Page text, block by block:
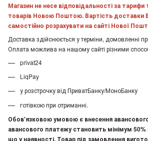
Магазин не несе відповідальності за
товарів Новою Поштою. Вартість доставки
самостійно розрахувати на сайті Нової
Доставка здійснюється у терміни, домовленні
Оплата можлива на нашому сайті різними
privat24
LiqPay
у розстрочку від ПриватБанку/МоноБанку
готівкою при отриманні.
Обов'язковою умовою є внесення
авансового платежу становить мінімум 50%
що у наявності. Товар під замовлення